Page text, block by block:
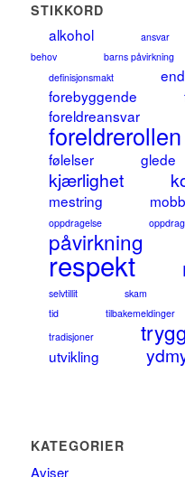
STIKKORD
alkohol ansvar
behov
barns påvirkning
definisjonsmakt
forebyggende
foreldreansvar
foreldrerollen
følelser glede
kjærlighet
mestring
oppdragelse
påvirkning
respekt
selvtillit
skam
tid tilbakemeldinger
tradisjoner
utvikling
KATEGORIER
Aviser